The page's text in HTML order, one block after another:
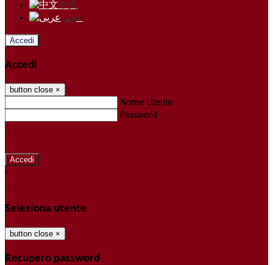
中文
عربى
Accedi
Accedi
button close ×
Nome Utente
Password
-
Seleziona utente
button close ×
Recupero password